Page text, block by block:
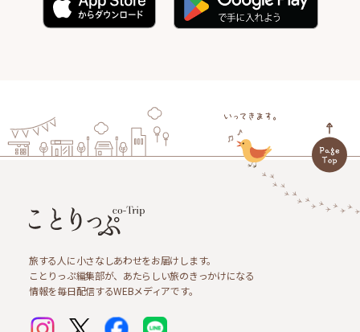
旅する人に小さなしあわせをお届けします。
ことりっぷ編集部が、あたらしい旅のきっかけになる
情報を毎日配信するWEBメディアです。